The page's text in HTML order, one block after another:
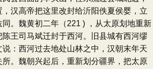
汉高帝把这里改封给沂阳佚夏侯婴，立
。魏黄初二年（221 ) ，从太原划地重新
王司马斌迁封于西河。旧县城有西河缪
：西河过去地处山林之中，汉朝末年天
。魏朝兴起后，重新划分疆界，把太原